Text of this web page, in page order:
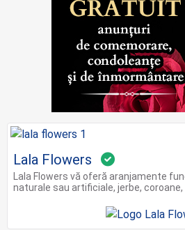
Lala Flowers
Lala Flowers vă oferă aranjamente
naturale sau artificiale, jerbe,